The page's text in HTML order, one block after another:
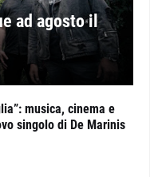
ad agosto il
musica, cinema e
singolo di De Marinis